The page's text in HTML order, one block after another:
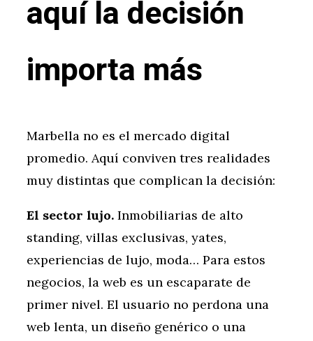
aquí la decisión
importa más
Marbella no es el mercado digital
promedio. Aquí conviven tres realidades
muy distintas que complican la decisión:
El sector lujo. Inmobiliarias de alto
standing, villas exclusivas, yates,
experiencias de lujo, moda… Para estos
negocios, la web es un escaparate de
primer nivel. El usuario no perdona una
web lenta, un diseño genérico o una